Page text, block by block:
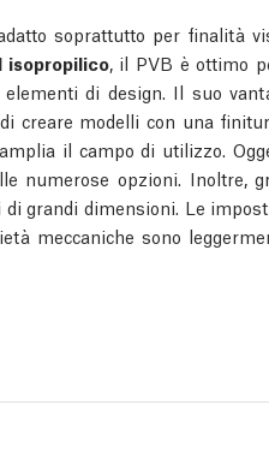
soprattutto per finalità
isopropilico, il PVB è ottimo
di design. Il suo
creare modelli con una
il campo di utilizzo.
numerose opzioni. Inoltre,
grandi dimensioni. Le
meccaniche sono